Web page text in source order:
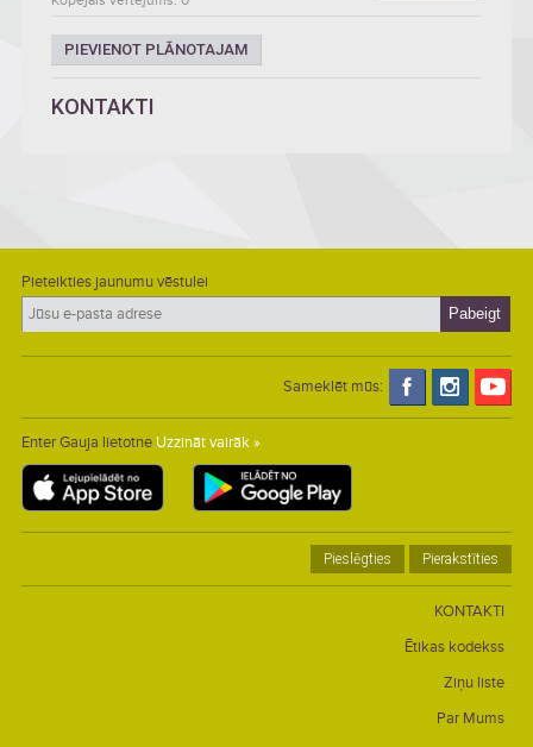
PIEVIENOT PLĀNOTAJAM
KONTAKTI
Pieteikties jaunumu vēstulei
Sameklēt mūs:
Enter Gauja lietotne Uzzināt vairāk »
Pieslēgties Pierakstīties
KONTAKTI
Ētikas kodekss
Ziņu liste
Par Mums